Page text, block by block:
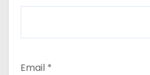
Email *